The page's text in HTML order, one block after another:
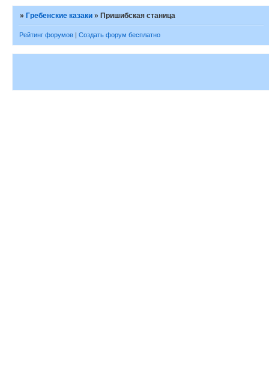
» Гребенские казаки » Пришибская станица
Рейтинг форумов | Создать форум бесплатно